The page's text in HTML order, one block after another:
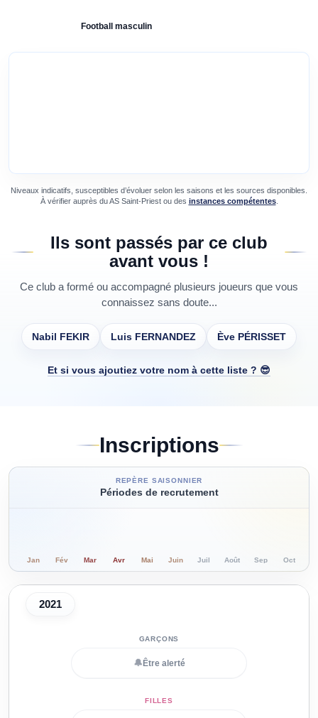
Football masculin
Niveaux indicatifs, susceptibles d’évoluer selon les saisons et les sources disponibles.
À vérifier auprès duAS Saint-Priestou des instances compétentes.
Ils sont passés par ce club
avant vous !
Ce club a formé ou accompagné plusieurs joueurs que vous
connaissez sans doute...
Nabil FEKIR Luis FERNANDEZ Ève PÉRISSET
Et si vous ajoutiez votre nom à cette liste ? 😎
Inscriptions
REPÈRE SAISONNIER
Périodes de recrutement
Jan Fév Mar Avr Mai Juin Juil Août Sep Oct
2021
🔔 Être alerté